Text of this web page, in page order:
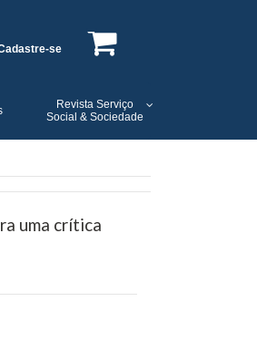
se
Revista Serviço
Social & Sociedade
uma crítica